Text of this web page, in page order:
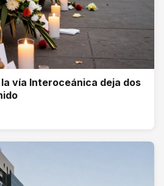
vía Interoceánica deja dos